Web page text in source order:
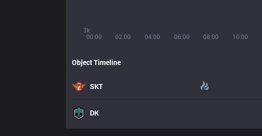
00:00 02:00 04:00 06:00 08:00 10:00
3k
Object Timeline
SKT
DK